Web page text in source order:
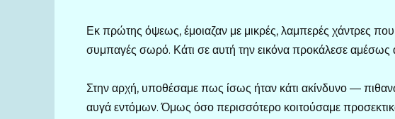
Εκ πρώτης όψεως, έμοιαζαν με μικρές, λαμπερές χάντρες που
συμπαγές σωρό. Κάτι σε αυτή την εικόνα προκάλεσε αμέσως
Στην αρχή, υποθέσαμε πως ίσως ήταν κάτι ακίνδυνο —
αυγά εντόμων. Όμως όσο περισσότερο κοιτούσαμε